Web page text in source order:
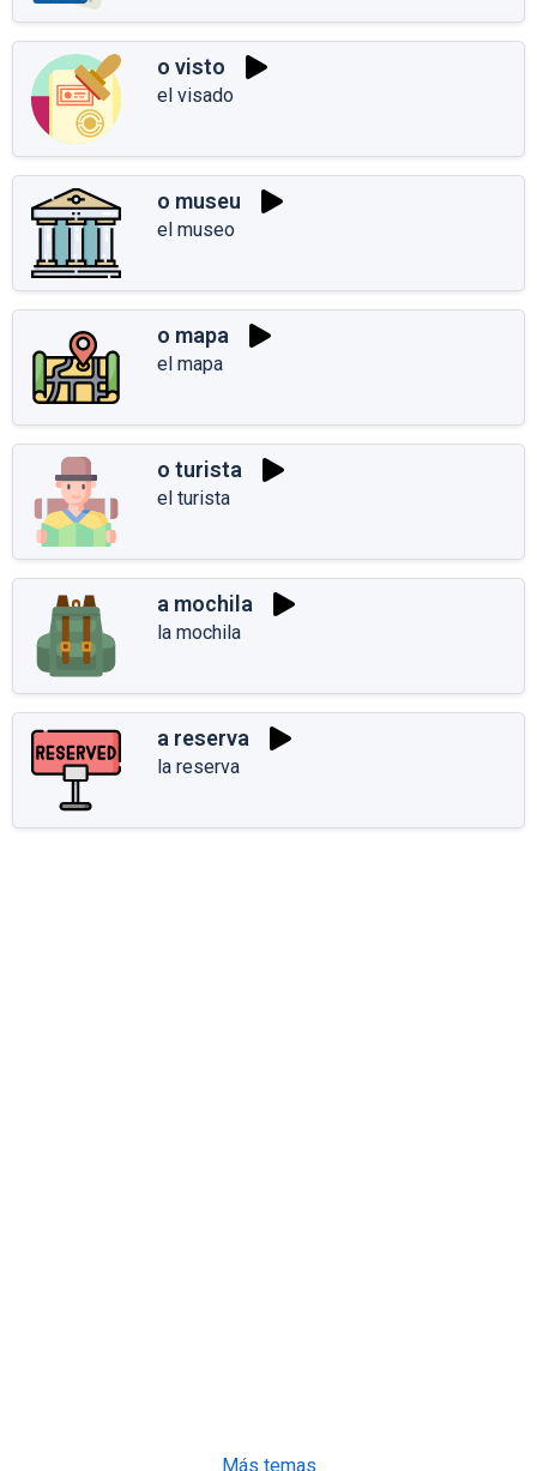
o visto
el visado
o museu
el museo
o mapa
el mapa
o turista
el turista
a mochila
la mochila
a reserva
la reserva
Más temas